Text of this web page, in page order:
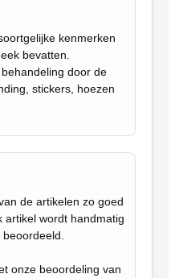
kenmerken
bevatten.
door de
stickers, hoezen
de artikelen zo goed
artikel wordt handmatig
onze beoordeling van